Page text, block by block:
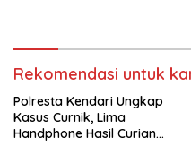
Rekomendasi untuk
Polresta Kendari Ungkap
Kasus Curnik, Lima
Handphone Hasil Curian